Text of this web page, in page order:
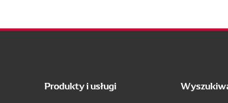
Produkty i usługi